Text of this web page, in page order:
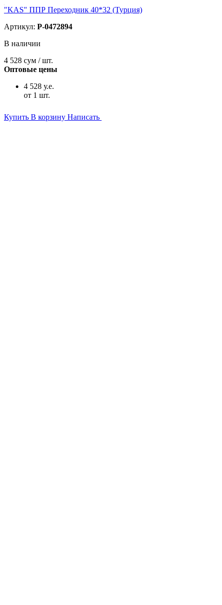
"KAS" ППР Переходник 40*32 (Турция)
Артикул: P-0472894
В наличии
4 528 сум / шт.
Оптовые цены
4 528 у.е.
от 1 шт.
Купить В корзину Написать